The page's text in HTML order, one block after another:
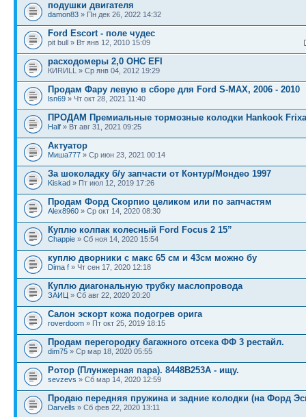
подушки двигателя
damon83 » Пн дек 26, 2022 14:32
Ford Escort - поле чудес
pit bull » Вт янв 12, 2010 15:09
расходомеры 2,0 ОНС EFI
КИRИLL » Ср янв 04, 2012 19:29
Продам Фару левую в сборе для Ford S-MAX, 2006 - 2010
lsn69 » Чт окт 28, 2021 11:40
ПРОДАМ Премиальные тормозные колодки Hankook Frixa
Half » Вт авг 31, 2021 09:25
Актуатор
Миша777 » Ср июн 23, 2021 00:14
За шоколадку б/у запчасти от Контур/Мондео 1997
Kiskad » Пт июл 12, 2019 17:26
Продам Форд Скорпио целиком или по запчастям
Alex8960 » Ср окт 14, 2020 08:30
Куплю колпак колесный Ford Focus 2 15”
Chappie » Сб ноя 14, 2020 15:54
куплю дворники с макс 65 см и 43см можно бу
Dima f » Чт сен 17, 2020 12:18
Куплю диагональную трубку маслопровода
ЗАИЦ » Сб авг 22, 2020 20:20
Салон эскорт кожа подогрев орига
roverdoom » Пт окт 25, 2019 18:15
Продам перегородку багажного отсека ФФ 3 рестайл.
dim75 » Ср мар 18, 2020 05:55
Ротор (Плунжерная пара). 8448B253A - ищу.
sevzevs » Сб мар 14, 2020 12:59
Продаю передняя пружина и задние колодки (на Форд
Darvells » Сб фев 22, 2020 13:11